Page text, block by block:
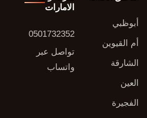
أبوظبي
أم القيوين
الشارقة
العين
الفجيرة
الامارات
0501732352
تواصل عبر
واتساب